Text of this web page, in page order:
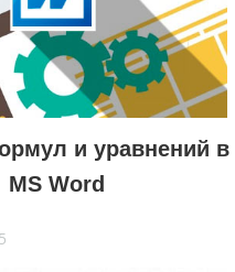
и уравнений в
MS Word